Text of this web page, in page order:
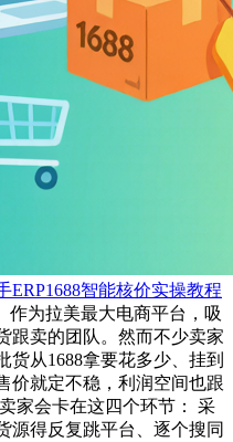
ERP1688智能核价实操教程
作为拉美最大电商平台，吸
跟卖的团队。然而不少卖家
从1688拿要花多少、挂到
价就定不稳，利润空间也跟
家会卡在这四个环节： 采
源得反复跳平台、逐个搜同